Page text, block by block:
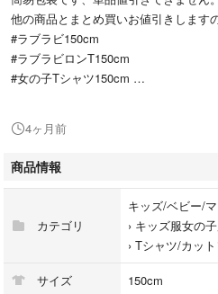
他の商品とまとめ買いお値引きします
#ラブラビ150cm
#ラブラビロンT150cm
#女の子Tシャツ150cm
#女の子服150cm
4ヶ月前
商品情報
カテゴリ
キッズ/ベビー/
› キッズ服女の
› Tシャツ/カッ
サイズ 150cm